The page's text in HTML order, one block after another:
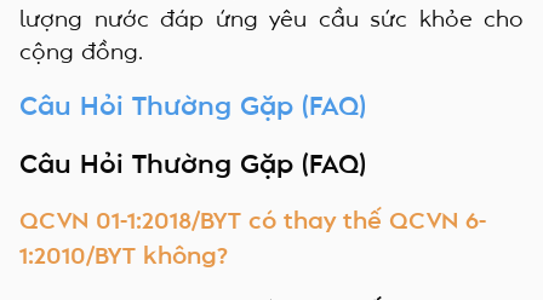
lượng nước đáp ứng yêu cầu sức khỏe cho
cộng đồng.
Câu Hỏi Thường Gặp (FAQ)
Câu Hỏi Thường Gặp (FAQ)
QCVN 01-1:2018/BYT có thay thế QCVN 6-
1:2010/BYT không?